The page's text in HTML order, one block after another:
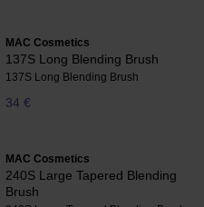
MAC Cosmetics
137S Long Blending Brush
137S Long Blending Brush
34 €
MAC Cosmetics
240S Large Tapered Blending
Brush